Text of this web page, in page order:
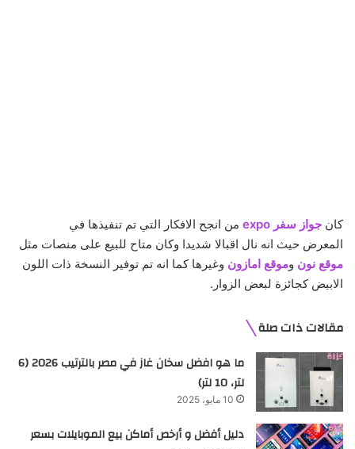
كان جواز سفر expo
من انجح الافكار التي تم تنفيذها في
المعرض حيث انه نال اقبالا شديدا وكان متاح للبيع على منصات مثل
موقع نون وموقع امازون وغيرها كما انه تم توفير النسخة ذات اللون
الابيض كجائزة لبعض الزوار.
مقالات ذات صلة
ما هو افضل سخان غاز في مصر بالترتيب 2026 (6
لتر، 10 لتر)
10 مايو، 2025
دليل أفضل و أرخص أماكن بيع الموبايلات بسعر